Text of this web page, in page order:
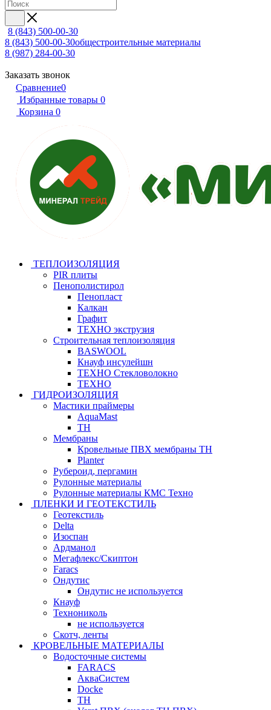
8 (843) 500-00-30
8 (843) 500-00-30общестроительные материалы
8 (987) 284-00-30
Заказать звонок
Сравнение0
Избранные товары 0
Корзина 0
ТЕПЛОИЗОЛЯЦИЯ
PIR плиты
Пенополистирол
Пенопласт
Калкан
Графит
ТЕХНО экструзия
Строительная теплоизоляция
BASWOOL
Кнауф инсулейшн
ТЕХНО Стекловолокно
ТЕХНО
ГИДРОИЗОЛЯЦИЯ
Мастики праймеры
AquaMast
ТН
Мембраны
Кровельные ПВХ мембраны ТН
Planter
Рубероид, пергамин
Рулонные материалы
Рулонные материалы КМС Техно
ПЛЕНКИ И ГЕОТЕКСТИЛЬ
Геотекстиль
Delta
Изоспан
Ардманол
Мегафлекс/Скиптон
Faracs
Ондутис
Ондутис не используется
Кнауф
Технониколь
не используется
Скотч, ленты
КРОВЕЛЬНЫЕ МАТЕРИАЛЫ
Водосточные системы
FARACS
АкваСистем
Docke
ТН